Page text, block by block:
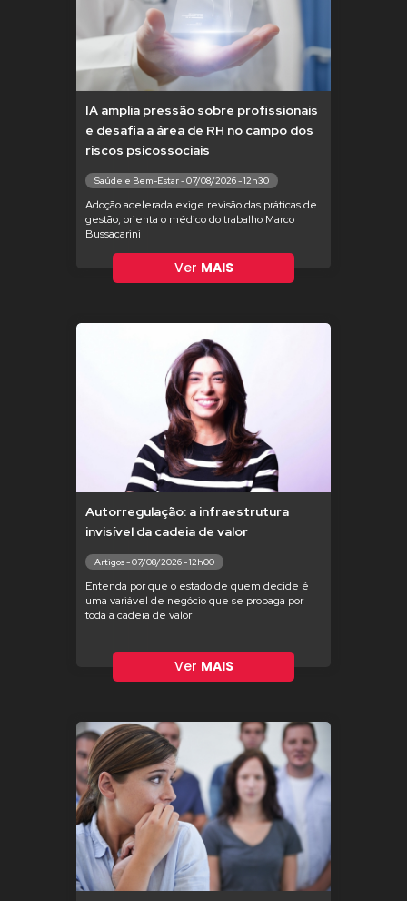
IA amplia pressão sobre profissionais
e desafia a área de RH no campo dos
riscos psicossociais
Saúde e Bem-Estar - 07/08/2026 - 12h30
Adoção acelerada exige revisão das práticas de
gestão, orienta o médico do trabalho Marco
Bussacarini
Ver MAIS
Autorregulação: a infraestrutura
invisível da cadeia de valor
Artigos - 07/08/2026 - 12h00
Entenda por que o estado de quem decide é
uma variável de negócio que se propaga por
toda a cadeia de valor
Ver MAIS